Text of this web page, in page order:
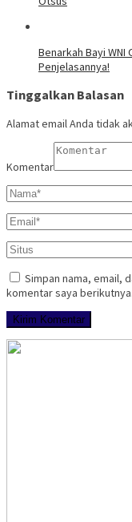
Benarkah Bayi
Penjelasannya!
Tinggalkan Balasan
Alamat email Anda tidak
Komentar
Simpan nama, email,
komentar saya berikutnya.